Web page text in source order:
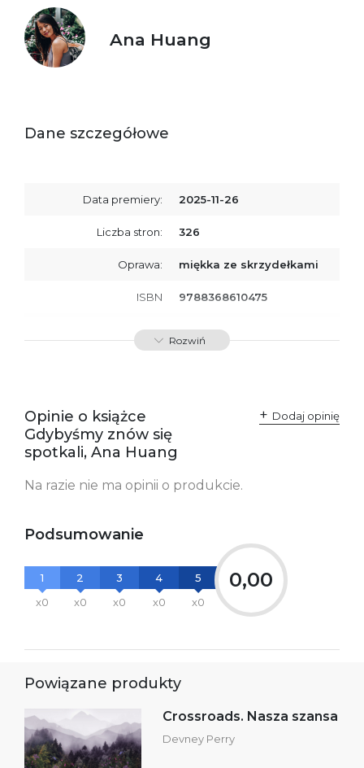
Ana Huang
Dane szczegółowe
Data premiery: 2025-11-26
Liczba stron: 326
Oprawa: miękka ze skrzydełkami
ISBN 9788368610475
SKU: K801055
kontakt@wydajenamsie.pl
informacje dotyczące
Rozwiń
Opinie o książce
Gdybyśmy znów się
spotkali, Ana Huang
Dodaj opinię
Na razie nie ma opinii o produkcie.
Podsumowanie
1
x0
2
x0
3
x0
4
x0
5
x0
0,00
Powiązane produkty
Crossroads. Nasza szansa
Devney Perry